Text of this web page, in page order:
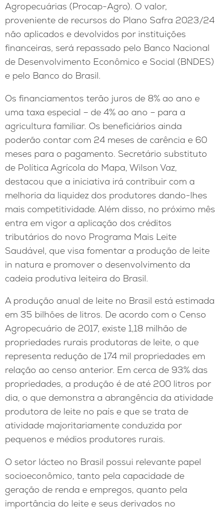
Agropecuárias (Procap-Agro). O valor,
proveniente de recursos do Plano Safra 2023/24
não aplicados e devolvidos por instituições
financeiras, será repassado pelo Banco Nacional
de Desenvolvimento Econômico e Social (BNDES)
e pelo Banco do Brasil.
Os financiamentos terão juros de 8% ao ano e
uma taxa especial – de 4% ao ano – para a
agricultura familiar. Os beneficiários ainda
poderão contar com 24 meses de carência e 60
meses para o pagamento. Secretário substituto
de Política Agrícola do Mapa, Wilson Vaz,
destacou que a iniciativa irá contribuir com a
melhoria da liquidez dos produtores dando-lhes
mais competitividade. Além disso, no próximo mês
entra em vigor a aplicação dos créditos
tributários do novo Programa Mais Leite
Saudável, que visa fomentar a produção de leite
in natura e promover o desenvolvimento da
cadeia produtiva leiteira do Brasil.
A produção anual de leite no Brasil está estimada
em 35 bilhões de litros. De acordo com o Censo
Agropecuário de 2017, existe 1,18 milhão de
propriedades rurais produtoras de leite, o que
representa redução de 174 mil propriedades em
relação ao censo anterior. Em cerca de 93% das
propriedades, a produção é de até 200 litros por
dia, o que demonstra a abrangência da atividade
produtora de leite no país e que se trata de
atividade majoritariamente conduzida por
pequenos e médios produtores rurais.
O setor lácteo no Brasil possui relevante papel
socioeconômico, tanto pela capacidade de
geração de renda e empregos, quanto pela
importância do leite e seus derivados no